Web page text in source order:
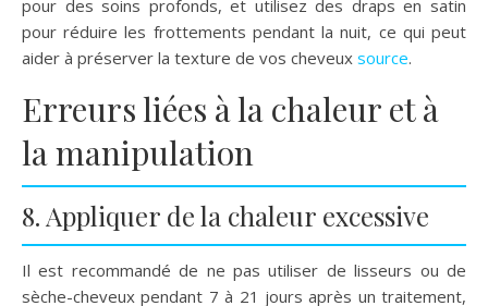
pour des soins profonds, et utilisez des draps en satin
pour réduire les frottements pendant la nuit, ce qui peut
aider à préserver la texture de vos cheveux source.
Erreurs liées à la chaleur et à
la manipulation
8. Appliquer de la chaleur excessive
Il est recommandé de ne pas utiliser de lisseurs ou de
sèche-cheveux pendant 7 à 21 jours après un traitement,